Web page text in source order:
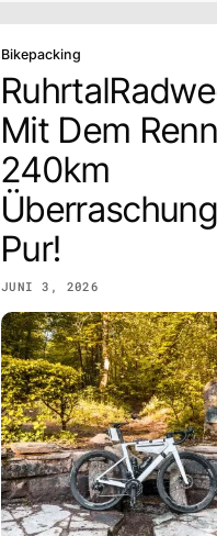
Bikepacking
Mit Dem
240km
Überraschung
Pur!
JUNI 3, 2026